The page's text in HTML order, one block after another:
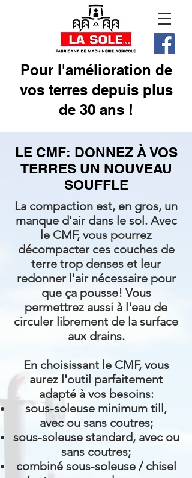
Pour l'amélioration de
vos terres depuis plus
de 30 ans !
LE CMF: DONNEZ À VOS
TERRES UN NOUVEAU
SOUFFLE
La compaction est, en gros, un
manque d'air dans le sol. Avec
le CMF, vous pourrez
décompacter ces couches de
terre trop denses et leur
redonner l'air nécessaire pour
que ça pousse! Vous
permettrez aussi à l'eau de
circuler librement de la surface
aux drains.
En choisissant le CMF, vous
aurez l'outil parfaitement
adapté à vos besoins:
sous-soleuse minimum till,
avec ou sans coutres;
sous-soleuse standard, avec ou
sans coutres;
combiné sous-soleuse / chisel